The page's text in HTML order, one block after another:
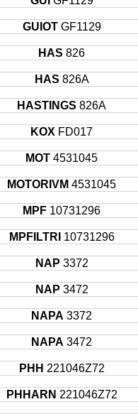
GUIOT GF1129
HAS 826
HAS 826A
HASTINGS 826A
KOX FD017
MOT 4531045
MOTORIVM 4531045
MPF 10731296
MPFILTRI 10731296
NAP 3372
NAP 3472
NAPA 3372
NAPA 3472
PHH 221046Z72
PHHARN 221046Z72